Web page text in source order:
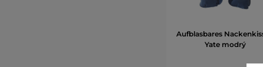
Aufblasbares
Yate modrý